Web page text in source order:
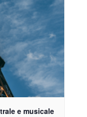
e musicale